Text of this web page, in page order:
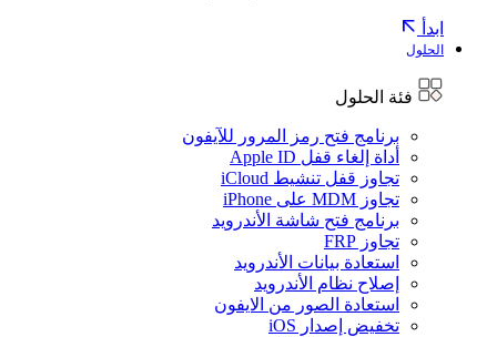
ابدأ
الحلول
فئة الحلول
برنامج فتح رمز المرور للآيفون
أداة إلغاء قفل Apple ID
تجاوز قفل تنشيط iCloud
تجاوز MDM على iPhone
برنامج فتح شاشة الأندرويد
تجاوز FRP
استعادة بيانات الأندرويد
إصلاح نظام الأندرويد
استعادة الصور من الايفون
تخفيض إصدار iOS